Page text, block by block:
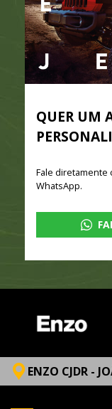
QUER UM
Fale diretamente
WhatsApp.
ENZO CJDR -